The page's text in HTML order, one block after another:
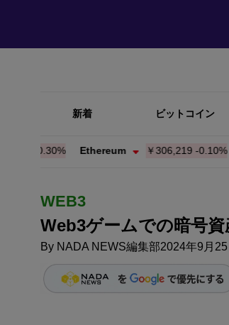
新着 ビットコイン
Ethereum ￥306,162-0.11%
WEB3
Web3ゲームでの暗号
By NADA NEWS編集部2024年9月